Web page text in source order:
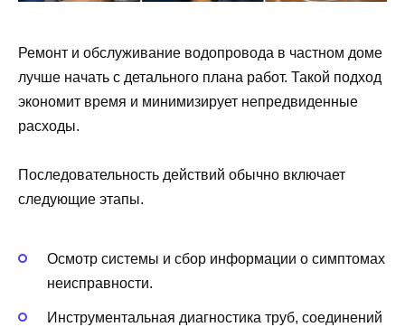
Ремонт и обслуживание водопровода в частном доме
лучше начать с детального плана работ. Такой подход
экономит время и минимизирует непредвиденные
расходы.
Последовательность действий обычно включает
следующие этапы.
Осмотр системы и сбор информации о симптомах
неисправности.
Инструментальная диагностика труб, соединений